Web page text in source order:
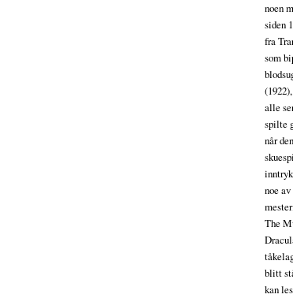
noen
siden
fra
som
alle
spilte
når
noe
The
blitt
kan